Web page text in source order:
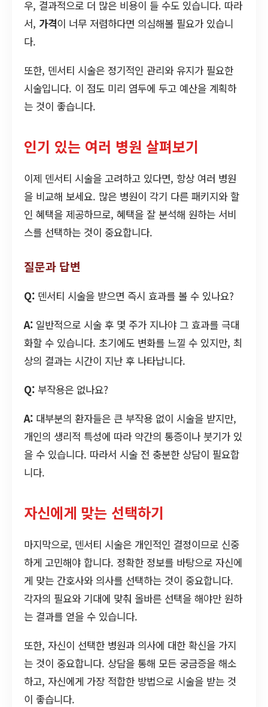
우, 결과적으로 더 많은 비용이 들 수도 있습니다. 따라
서, 가격이 너무 저렴하다면 의심해볼 필요가 있습니
다.
또한, 덴서티 시술은 정기적인 관리와 유지가 필요한
시술입니다. 이 점도 미리 염두에 두고 예산을 계획하
는 것이 좋습니다.
인기 있는 여러 병원 살펴보기
이제 덴서티 시술을 고려하고 있다면, 항상 여러 병원
을 비교해 보세요. 많은 병원이 각기 다른 패키지와 할
인 혜택을 제공하므로, 혜택을 잘 분석해 원하는 서비
스를 선택하는 것이 중요합니다.
질문과 답변
Q: 덴서티 시술을 받으면 즉시 효과를 볼 수 있나요?
A: 일반적으로 시술 후 몇 주가 지나야 그 효과를 극대
화할 수 있습니다. 초기에도 변화를 느낄 수 있지만, 최
상의 결과는 시간이 지난 후 나타납니다.
Q: 부작용은 없나요?
A: 대부분의 환자들은 큰 부작용 없이 시술을 받지만,
개인의 생리적 특성에 따라 약간의 통증이나 붓기가 있
을 수 있습니다. 따라서 시술 전 충분한 상담이 필요합
니다.
자신에게 맞는 선택하기
마지막으로, 덴서티 시술은 개인적인 결정이므로 신중
하게 고민해야 합니다. 정확한 정보를 바탕으로 자신에
게 맞는 간호사와 의사를 선택하는 것이 중요합니다.
각자의 필요와 기대에 맞춰 올바른 선택을 해야만 원하
는 결과를 얻을 수 있습니다.
또한, 자신이 선택한 병원과 의사에 대한 확신을 가지
는 것이 중요합니다. 상담을 통해 모든 궁금증을 해소
하고, 자신에게 가장 적합한 방법으로 시술을 받는 것
이 좋습니다.